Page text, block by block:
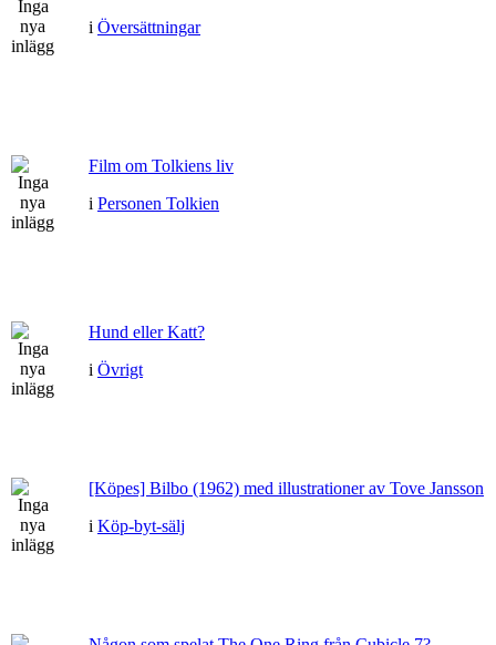
i Översättningar
Film om Tolkiens liv
i Personen Tolkien
Hund eller Katt?
i Övrigt
[Köpes] Bilbo (1962) med illustrationer av Tove Jansson
i Köp-byt-sälj